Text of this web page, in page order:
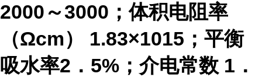
2000～3000；体积电阻率
（Ωcm） 1.83×1015；平衡
吸水率2．5%；介电常数 1．